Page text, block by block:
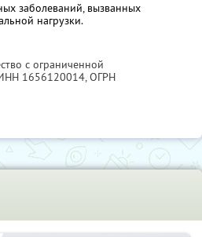
заболеваний, вызванных
нагрузки.
с ограниченной
1656120014, ОГРН